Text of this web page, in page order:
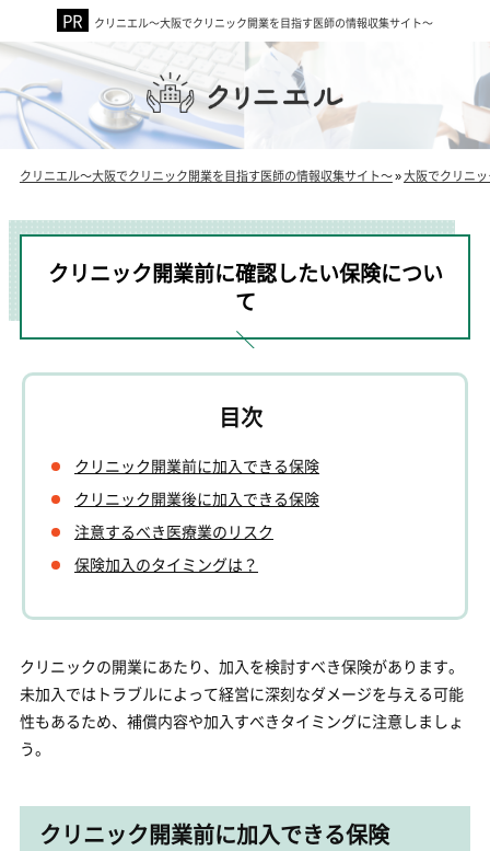
クリニエル～大阪でクリニック開業を目指す医師の情報収集サイト～
クリニエル～大阪でクリニック開業を目指す医師の情報収集サイト～»大阪でクリニ
クリニック開業前に確認したい保険につい
て
クリニック開業前に加入できる保険
クリニック開業後に加入できる保険
注意するべき医療業のリスク
保険加入のタイミングは？
クリニックの開業にあたり、加入を検討すべき保険があります。
未加入ではトラブルによって経営に深刻なダメージを与える可能
性もあるため、補償内容や加入すべきタイミングに注意しましょ
う。
クリニック開業前に加入できる保険